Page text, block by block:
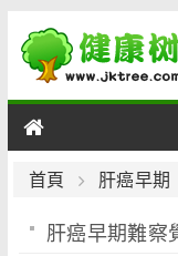
男性
女性
首頁 肝癌早期
肝癌早期難察